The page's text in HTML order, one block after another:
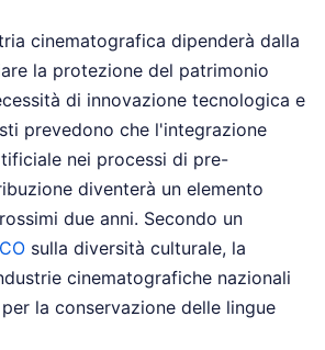
cinematografica dipenderà dalla
la protezione del patrimonio
di innovazione tecnologica e
prevedono che l'integrazione
nei processi di pre-
diventerà un elemento
due anni. Secondo un
sulla diversità culturale, la
cinematografiche nazionali
la conservazione delle lingue